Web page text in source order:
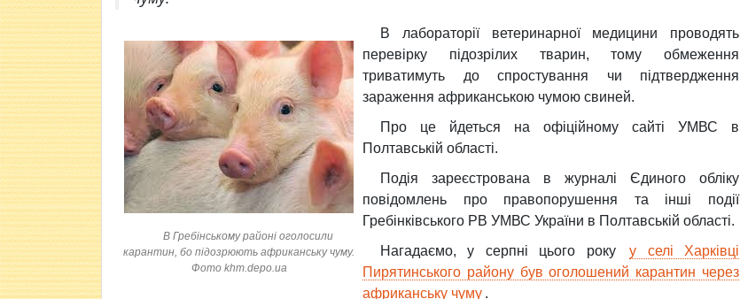
В Гребінському районі оголосили
карантин, бо підозрюють африканську чуму.
Фото khm.depo.ua
В лабораторії ветеринарної медицини проводять
перевірку підозрілих тварин, тому обмеження
триватимуть до спростування чи підтвердження
зараження африканською чумою свиней.
Про це йдеться на офіційному сайті УМВС в
Полтавській області.
Подія зареєстрована в журналі Єдиного обліку
повідомлень про правопорушення та інші події
Гребінківського РВ УМВС України в Полтавській області.
Нагадаємо, у серпні цього року
у селі Харківці
Пирятинського району був оголошений карантин через
африканську чуму .